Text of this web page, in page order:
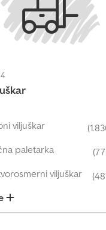
viljuškar
paletarka
viljuškar